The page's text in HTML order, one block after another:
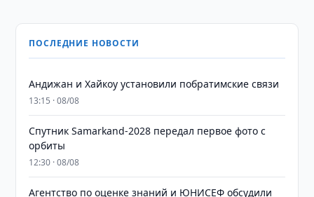
ПОСЛЕДНИЕ НОВОСТИ
Андижан и Хайкоу установили побратимские связи
13:15 · 08/08
Спутник Samarkand-2028 передал первое фото с
орбиты
12:30 · 08/08
Агентство по оценке знаний и ЮНИСЕФ обсудили